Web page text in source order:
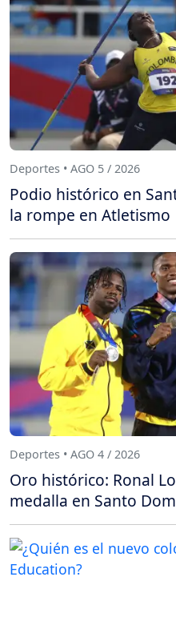
Deportes • AGO 5 / 2026
Podio histórico en
la rompe en Atletismo
Deportes • AGO 4 / 2026
Oro histórico: Ronal
medalla en Santo